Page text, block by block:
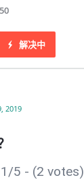
解决中
2019
1/5 - (2 votes)